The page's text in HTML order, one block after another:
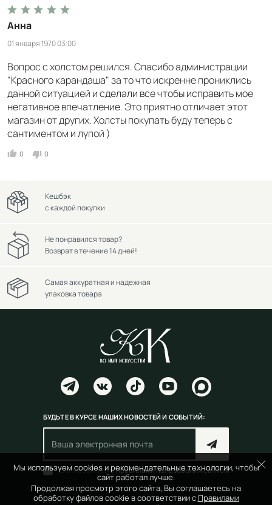
Анна
01 января 1970 03:00
Вопрос с холстом решился. Спасибо администрации
"Красного карандаша" за то что искренне прониклись
данной ситуацией и сделали все чтобы исправить мое
негативное впечатление. Это приятно отличает этот
магазин от других. Холсты покупать буду теперь с
сантиментом и лупой )
0 0
Мы используем cookies и рекомендательные технологии, чтобы
сайт работал лучше.
Продолжая просмотр этого сайта, Вы соглашаетесь на
обработку файлов cookie в соответствии с Правилами
Кешбэк
с каждой покупки
Не понравился товар?
Возврат в течение 14 дней!
Самая аккуратная и надежная
упаковка товара
БУДЬТЕ В КУРСЕ НАШИХ НОВОСТЕЙ И СОБЫТИЙ:
Согласен(на) справилами пользования сайтом